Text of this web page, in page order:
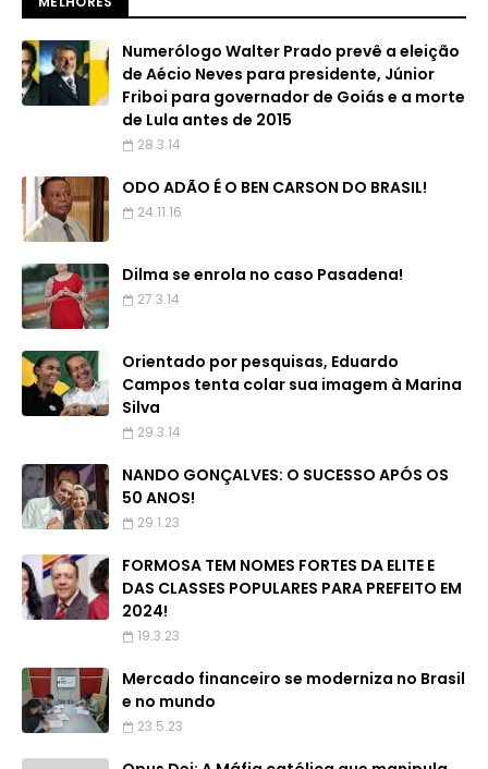
Numerólogo Walter Prado prevê a eleição
de Aécio Neves para presidente, Júnior
Friboi para governador de Goiás e a morte
de Lula antes de 2015
28.3.14
ODO ADÃO É O BEN CARSON DO BRASIL!
24.11.16
Dilma se enrola no caso Pasadena!
27.3.14
Orientado por pesquisas, Eduardo
Campos tenta colar sua imagem à Marina
Silva
29.3.14
NANDO GONÇALVES: O SUCESSO APÓS OS
50 ANOS!
29.1.23
FORMOSA TEM NOMES FORTES DA ELITE E
DAS CLASSES POPULARES PARA PREFEITO EM
2024!
19.3.23
Mercado financeiro se moderniza no Brasil
e no mundo
23.5.23